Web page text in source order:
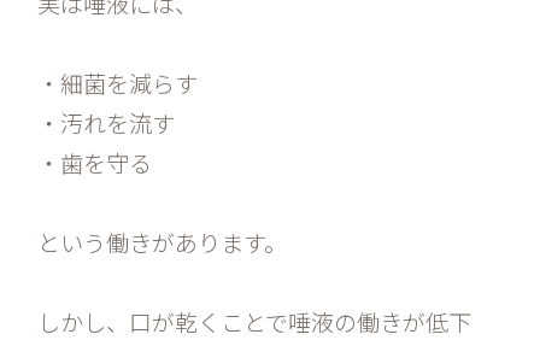
・細菌を減らす
・汚れを流す
・歯を守る
という働きがあります。
しかし、口が乾くことで唾液の働きが低下